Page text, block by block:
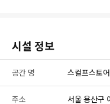
시설 정보
공간 명 스컬프스토
주소 서울 용산구